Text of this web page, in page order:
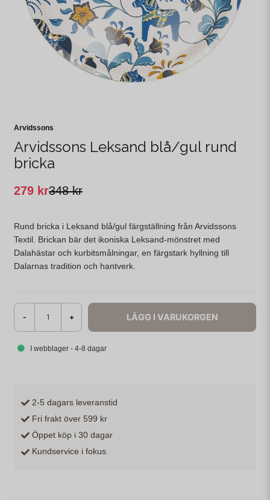
Arvidssons
Arvidssons Leksand blå/gul rund
bricka
348 kr
279 kr
Rund bricka i Leksand blå/gul färgställning från Arvidssons
Textil. Brickan bär det ikoniska Leksand-mönstret med
Dalahästar och kurbitsmålningar, en färgstark hyllning till
Dalarnas tradition och hantverk.
- + LÄGG I VARUKORGEN
I webblager - 4-8 dagar
2-5 dagars leveranstid
Fri frakt över 599 kr
Öppet köp i 30 dagar
Kundservice i fokus